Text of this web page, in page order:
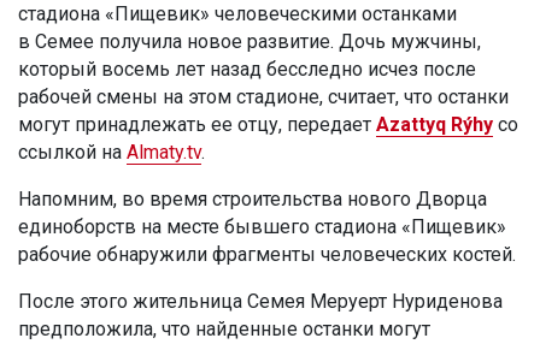
стадиона «Пищевик» человеческими останками
в Семее получила новое развитие. Дочь мужчины,
который восемь лет назад бесследно исчез после
рабочей смены на этом стадионе, считает, что останки
могут принадлежать ее отцу, передает Azattyq Rýhy со
ссылкой на Almaty.tv.
Напомним, во время строительства нового Дворца
единоборств на месте бывшего стадиона «Пищевик»
рабочие обнаружили фрагменты человеческих костей.
После этого жительница Семея Меруерт Нуриденова
предположила, что найденные останки могут